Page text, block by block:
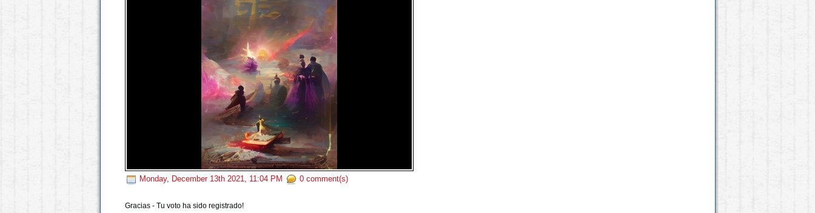
Monday, December 13th 2021, 11:04 PM 0 comment(s)
Gracias - Tu voto ha sido registrado!